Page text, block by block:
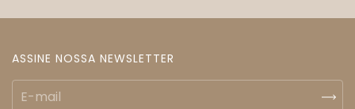
ASSINE NOSSA NEWSLETTER